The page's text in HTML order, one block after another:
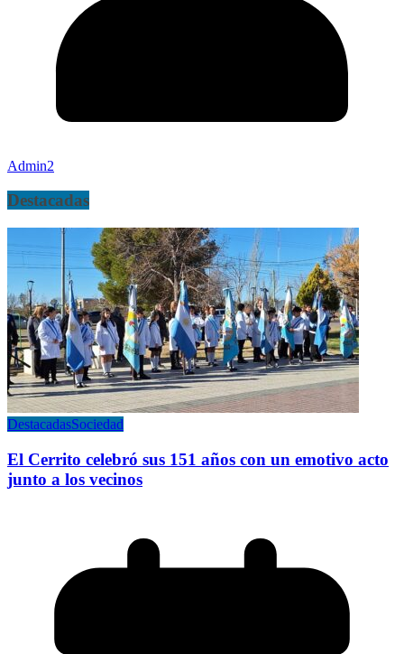
Admin2
Destacadas
DestacadasSociedad
El Cerrito celebró sus 151 años con un emotivo acto
junto a los vecinos